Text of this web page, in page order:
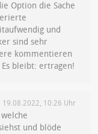
Option die Sache
und
sind sehr
kommentieren
Es bleibt: ertragen!
19.08.2022, 10:26 Uhr
und blöde